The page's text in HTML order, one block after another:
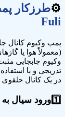
⚙️طرزکار
Fuli
پمپ وکیوم کانال
(معمولاً هوا یا
وکیوم جابجایی
تدریجی و با
در یک کانال
1️⃣ ورود سیال به